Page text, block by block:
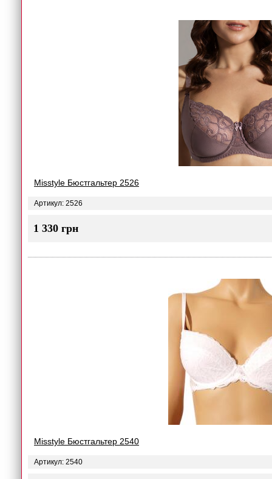
Misstyle Бюстгальтер 2526
Артикул: 2526
1 330 грн
Misstyle Бюстгальтер 2540
Артикул: 2540